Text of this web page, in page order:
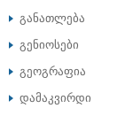
განათლება
გენიოსები
გეოგრაფია
დამაკვირდი